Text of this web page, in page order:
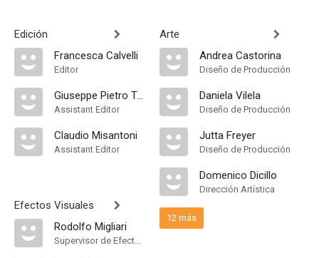
Edición
Francesca Calvelli
Editor
Giuseppe Pietro Tornatore
Assistant Editor
Claudio Misantoni
Assistant Editor
Efectos Visuales
Rodolfo Migliari
Supervisor de Efectos Visuales
Arte
Andrea Castorina
Diseño de Producción
Daniela Vilela
Diseño de Producción
Jutta Freyer
Diseño de Producción
Domenico Dicillo
Dirección Artística
12 más